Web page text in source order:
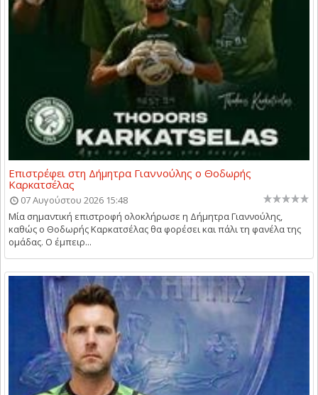
Επιστρέφει στη Δήμητρα Γιαννούλης ο Θοδωρής
Καρκατσέλας
07 Αυγούστου 2026 15:48
Μία σημαντική επιστροφή ολοκλήρωσε η Δήμητρα Γιαννούλης,
καθώς ο Θοδωρής Καρκατσέλας θα φορέσει και πάλι τη φανέλα της
ομάδας. Ο έμπειρ...